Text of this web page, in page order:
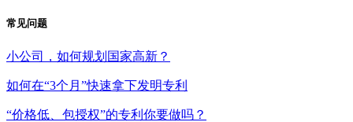
常见问题
小公司，如何规划国家高新？
如何在“3个月”快速拿下发明专利
“价格低、包授权”的专利你要做吗？